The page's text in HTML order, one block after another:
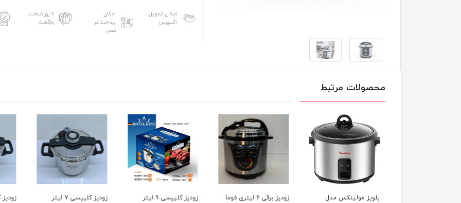
امکان تحویل
اکسپرس
امکان
پرداخت در
محل
۷ روز ضمانت
بازگشت
محصولات مرتبط
زودپز برقی 6 لیتری فوما
زودپز کلیپسی 9 لیتر
زودپز کلیپسی 7 لیتر
زودپز کلیپسی 4 لیتر